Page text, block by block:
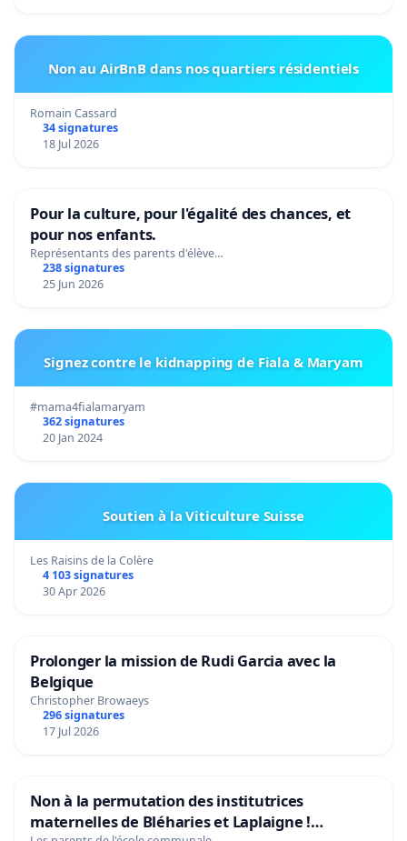
Non au AirBnB dans nos quartiers résidentiels
Romain Cassard
34 signatures
18 Jul 2026
Pour la culture, pour l'égalité des chances, et
pour nos enfants.
Représentants des parents d'élève…
238 signatures
25 Jun 2026
Signez contre le kidnapping de Fiala & Maryam
#mama4fialamaryam
362 signatures
20 Jan 2024
Soutien à la Viticulture Suisse
Les Raisins de la Colère
4 103 signatures
30 Apr 2026
Prolonger la mission de Rudi Garcia avec la
Belgique
Christopher Browaeys
296 signatures
17 Jul 2026
Non à la permutation des institutrices
maternelles de Bléharies et Laplaigne !